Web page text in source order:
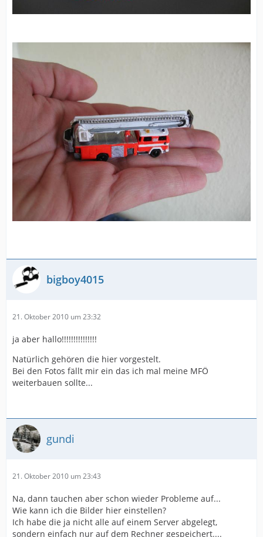
bigboy4015
21. Oktober 2010 um 23:32
ja aber hallo!!!!!!!!!!!!!!!
Natürlich gehören die hier vorgestelt.
Bei den Fotos fällt mir ein das ich mal meine MFÖ
weiterbauen sollte...
gundi
21. Oktober 2010 um 23:43
Na, dann tauchen aber schon wieder Probleme auf...
Wie kann ich die Bilder hier einstellen?
Ich habe die ja nicht alle auf einem Server abgelegt,
sondern einfach nur auf dem Rechner gespeichert....